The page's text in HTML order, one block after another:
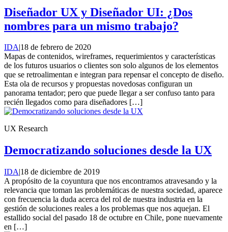
Diseñador UX y Diseñador UI: ¿Dos
nombres para un mismo trabajo?
IDA|18 de febrero de 2020
Mapas de contenidos, wireframes, requerimientos y características
de los futuros usuarios o clientes son solo algunos de los elementos
que se retroalimentan e integran para repensar el concepto de diseño.
Esta ola de recursos y propuestas novedosas configuran un
panorama tentador; pero que puede llegar a ser confuso tanto para
recién llegados como para diseñadores […]
UX Research
Democratizando soluciones desde la UX
IDA|18 de diciembre de 2019
A propósito de la coyuntura que nos encontramos atravesando y la
relevancia que toman las problemáticas de nuestra sociedad, aparece
con frecuencia la duda acerca del rol de nuestra industria en la
gestión de soluciones reales a los problemas que nos aquejan. El
estallido social del pasado 18 de octubre en Chile, pone nuevamente
en […]